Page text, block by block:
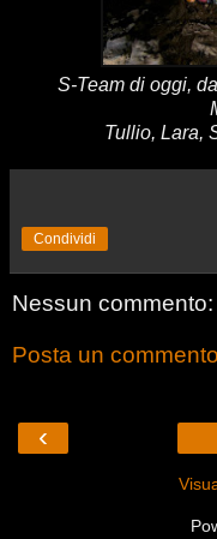
S-Team di oggi,
Tullio, Lara,
Condividi
Nessun commento:
Posta un commento
‹